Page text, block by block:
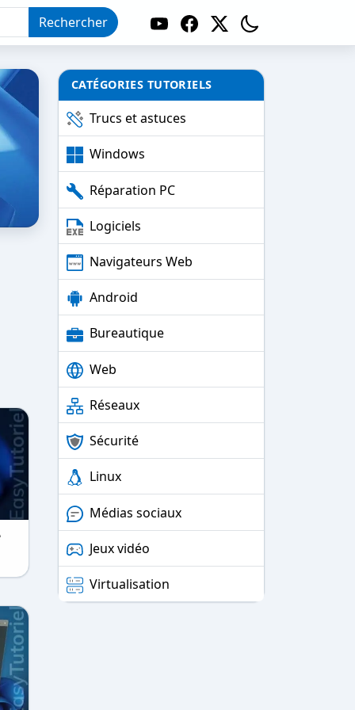
Rechercher
CATÉGORIES TUTORIELS
Trucs et astuces
Windows
Réparation PC
Logiciels
Navigateurs Web
Android
Bureautique
Web
Réseaux
Sécurité
Linux
Médias sociaux
Jeux vidéo
Virtualisation